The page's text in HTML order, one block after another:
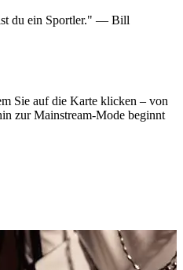
du ein Sportler." — Bill
Sie auf die Karte klicken – von
zur Mainstream-Mode beginnt